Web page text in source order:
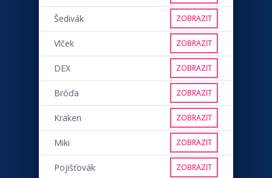
Šedivák ZOBRAZIT
Vlček ZOBRAZIT
DEX ZOBRAZIT
Bróďa ZOBRAZIT
Kraken ZOBRAZIT
Miki ZOBRAZIT
Pojišťovák ZOBRAZIT